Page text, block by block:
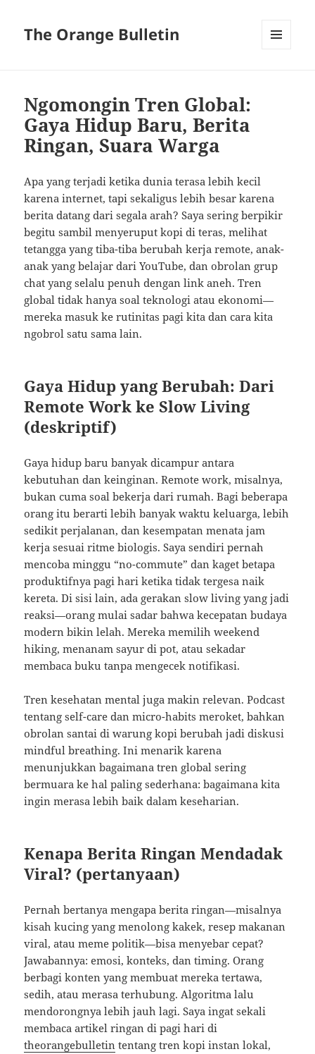
The Orange Bulletin
Ngomongin Tren Global:
Gaya Hidup Baru, Berita
Ringan, Suara Warga
Apa yang terjadi ketika dunia terasa lebih kecil
karena internet, tapi sekaligus lebih besar karena
berita datang dari segala arah? Saya sering berpikir
begitu sambil menyeruput kopi di teras, melihat
tetangga yang tiba-tiba berubah kerja remote, anak-
anak yang belajar dari YouTube, dan obrolan grup
chat yang selalu penuh dengan link aneh. Tren
global tidak hanya soal teknologi atau ekonomi—
mereka masuk ke rutinitas pagi kita dan cara kita
ngobrol satu sama lain.
Gaya Hidup yang Berubah: Dari
Remote Work ke Slow Living
(deskriptif)
Gaya hidup baru banyak dicampur antara
kebutuhan dan keinginan. Remote work, misalnya,
bukan cuma soal bekerja dari rumah. Bagi beberapa
orang itu berarti lebih banyak waktu keluarga, lebih
sedikit perjalanan, dan kesempatan menata jam
kerja sesuai ritme biologis. Saya sendiri pernah
mencoba minggu “no-commute” dan kaget betapa
produktifnya pagi hari ketika tidak tergesa naik
kereta. Di sisi lain, ada gerakan slow living yang jadi
reaksi—orang mulai sadar bahwa kecepatan budaya
modern bikin lelah. Mereka memilih weekend
hiking, menanam sayur di pot, atau sekadar
membaca buku tanpa mengecek notifikasi.
Tren kesehatan mental juga makin relevan. Podcast
tentang self-care dan micro-habits meroket, bahkan
obrolan santai di warung kopi berubah jadi diskusi
mindful breathing. Ini menarik karena
menunjukkan bagaimana tren global sering
bermuara ke hal paling sederhana: bagaimana kita
ingin merasa lebih baik dalam keseharian.
Kenapa Berita Ringan Mendadak
Viral? (pertanyaan)
Pernah bertanya mengapa berita ringan—misalnya
kisah kucing yang menolong kakek, resep makanan
viral, atau meme politik—bisa menyebar cepat?
Jawabannya: emosi, konteks, dan timing. Orang
berbagi konten yang membuat mereka tertawa,
sedih, atau merasa terhubung. Algoritma lalu
mendorongnya lebih jauh lagi. Saya ingat sekali
membaca artikel ringan di pagi hari di
theorangebulletin tentang tren kopi instan lokal,